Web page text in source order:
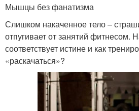
Мышцы без фанатизма
Слишком накаченное тело –
отпугивает от занятий фитнесом.
соответствует истине и как
«раскачаться»?